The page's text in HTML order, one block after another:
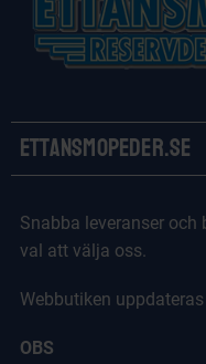
Ettansmopeder.se
Snabba leveranser
val att välja oss.
Webbutiken
OBS